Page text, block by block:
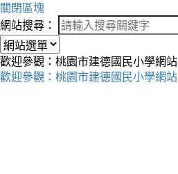
關閉區塊
網站搜尋：
歡迎參觀：桃園市建德國民小學網站
歡迎參觀：桃園市建德國民小學網站